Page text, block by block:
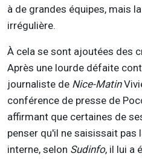
à de grandes équipes, mais
irrégulière.
À cela se sont ajoutées des
Après une lourde défaite
journaliste de Nice-Matin
conférence de presse de
affirmant que certaines de
penser qu'il ne saisissait pas
interne, selon Sudinfo, il lui a